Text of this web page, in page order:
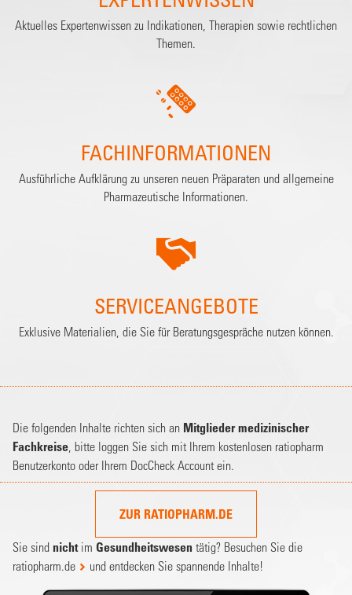
Aktuelles Expertenwissen zu Indikationen, Therapien sowie rechtlichen
Themen.
FACHINFORMATIONEN
Ausführliche Aufklärung zu unseren neuen Präparaten und allgemeine
Pharmazeutische Informationen.
SERVICEANGEBOTE
Exklusive Materialien, die Sie für Beratungsgespräche nutzen können.
Die folgenden Inhalte richten sich an Mitglieder medizinischer
Fachkreise , bitte loggen Sie sich mit Ihrem kostenlosen ratiopharm
Benutzerkonto oder Ihrem DocCheck Account ein.
Sie sind nicht im Gesundheitswesen tätig? Besuchen Sie die
ratiopharm.de
und entdecken Sie spannende Inhalte!
ZUR RATIOPHARM.DE